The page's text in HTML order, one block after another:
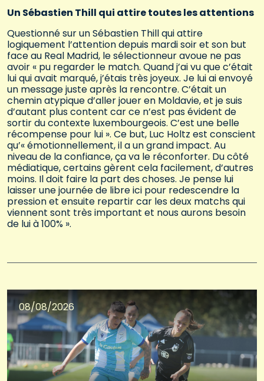
Un Sébastien Thill qui attire toutes les attentions
Questionné sur un Sébastien Thill qui attire
logiquement l’attention depuis mardi soir et son but
face au Real Madrid, le sélectionneur avoue ne pas
avoir « pu regarder le match. Quand j’ai vu que c’était
lui qui avait marqué, j’étais très joyeux. Je lui ai envoyé
un message juste après la rencontre. C’était un
chemin atypique d’aller jouer en Moldavie, et je suis
d’autant plus content car ce n’est pas évident de
sortir du contexte luxembourgeois. C’est une belle
récompense pour lui ». Ce but, Luc Holtz est conscient
qu’« émotionnellement, il a un grand impact. Au
niveau de la confiance, ça va le réconforter. Du côté
médiatique, certains gèrent cela facilement, d’autres
moins. Il doit faire la part des choses. Je pense lui
laisser une journée de libre ici pour redescendre la
pression et ensuite repartir car les deux matchs qui
viennent sont très important et nous aurons besoin
de lui à 100% ».
08/08/2026